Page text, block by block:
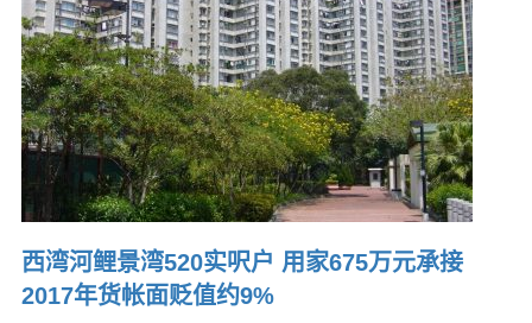
西湾河鲤景湾520实呎户 用家675万元承接
2017年货帐面贬值约9%